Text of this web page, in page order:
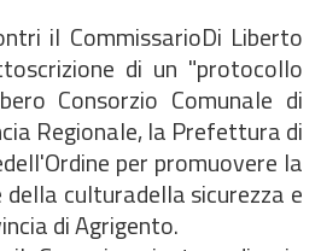
il CommissarioDi Liberto
di un "protocollo
Consorzio Comunale di
Regionale, la Prefettura di
per promuovere la
culturadella sicurezza e
di Agrigento.